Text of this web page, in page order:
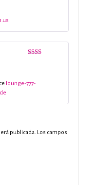
lounge-777-
publicada. Los campos